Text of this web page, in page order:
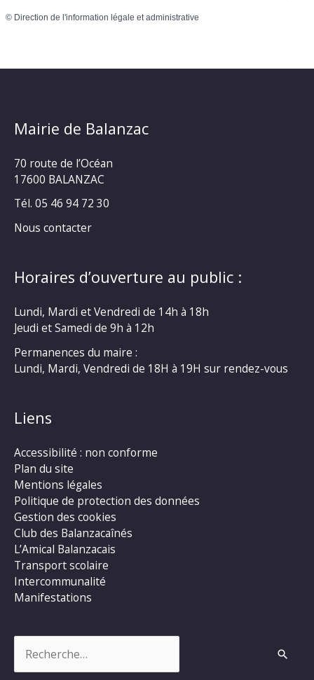
© Direction de l'information légale et administrative
Mairie de Balanzac
70 route de l’Océan
17600 BALANZAC
Tél. 05 46 94 72 30
Nous contacter
Horaires d’ouverture au public :
Lundi, Mardi et Vendredi de 14h à 18h
Jeudi et Samedi de 9h à 12h
Permanences du maire :
Lundi, Mardi, Vendredi de 18H à 19H sur rendez-vous
Liens
Accessibilité : non conforme
Plan du site
Mentions légales
Politique de protection des données
Gestion des cookies
Club des Balanzacaînés
L’Amical Balanzacais
Transport scolaire
Intercommunalité
Manifestations